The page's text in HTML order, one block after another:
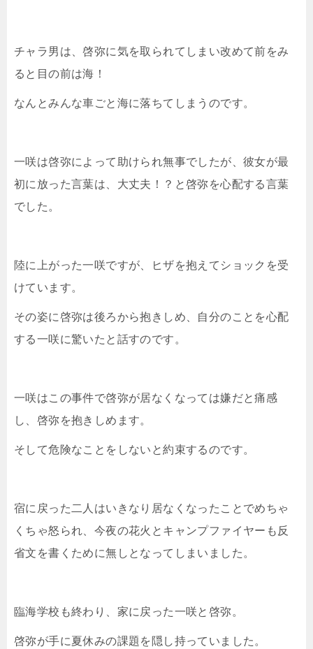
チャラ男は、啓弥に気を取られてしまい改めて前をみ
ると目の前は海！
なんとみんな車ごと海に落ちてしまうのです。
一咲は啓弥によって助けられ無事でしたが、彼女が最
初に放った言葉は、大丈夫！？と啓弥を心配する言葉
でした。
陸に上がった一咲ですが、ヒザを抱えてショックを受
けています。
その姿に啓弥は後ろから抱きしめ、自分のことを心配
する一咲に驚いたと話すのです。
一咲はこの事件で啓弥が居なくなっては嫌だと痛感
し、啓弥を抱きしめます。
そして危険なことをしないと約束するのです。
宿に戻った二人はいきなり居なくなったことでめちゃ
くちゃ怒られ、今夜の花火とキャンプファイヤーも反
省文を書くために無しとなってしまいました。
臨海学校も終わり、家に戻った一咲と啓弥。
啓弥が手に夏休みの課題を隠し持っていました。